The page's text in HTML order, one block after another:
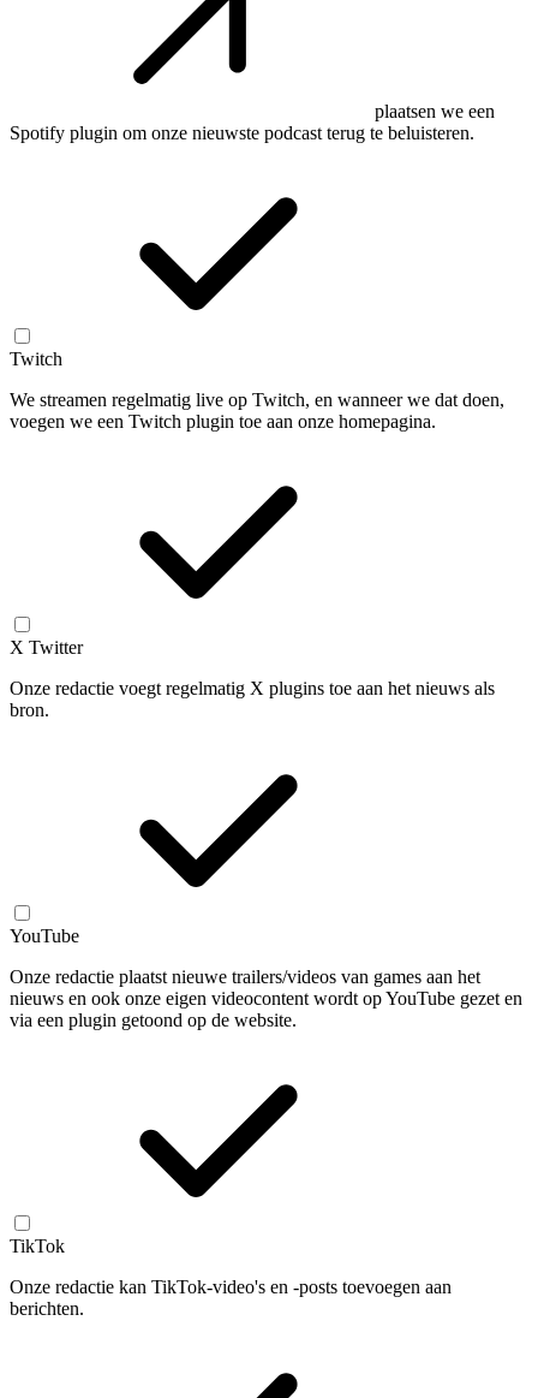
plaatsen we een
Spotify plugin om onze nieuwste podcast terug te beluisteren.
Twitch
We streamen regelmatig live op Twitch, en wanneer we dat doen,
voegen we een Twitch plugin toe aan onze homepagina.
X Twitter
Onze redactie voegt regelmatig X plugins toe aan het nieuws als
bron.
YouTube
Onze redactie plaatst nieuwe trailers/videos van games aan het
nieuws en ook onze eigen videocontent wordt op YouTube gezet en
via een plugin getoond op de website.
TikTok
Onze redactie kan TikTok-video's en -posts toevoegen aan
berichten.